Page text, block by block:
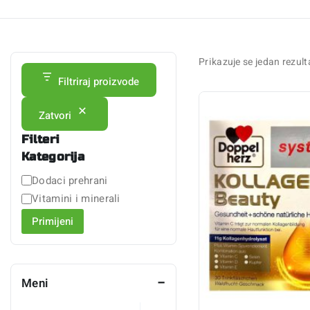
Prikazuje se jedan
Filtriraj proizvode
Zatvori
Filteri
Kategorija
Dodaci prehrani
Vitamini i minerali
Primijeni
Meni